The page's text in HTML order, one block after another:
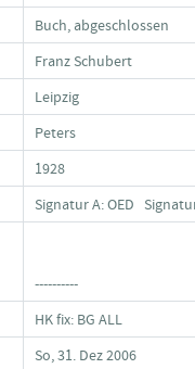
Buch, abgeschlossen
Franz Schubert
Leipzig
Peters
1928
Signatur A: OED
----------
HK fix: BG ALL
So, 31. Dez 2006